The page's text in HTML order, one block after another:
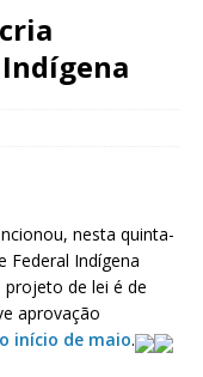
nesta quinta-
Federal Indígena
projeto de lei é de
aprovação
início de maio.